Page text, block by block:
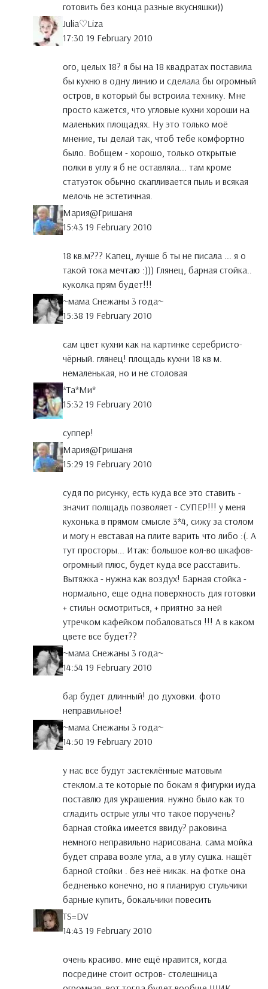
готовить без конца разные вкусняшки))
Julia♡Liza
17:30 19 February 2010
ого, целых 18? я бы на 18 квадратах поставила
бы кухню в одну линию и сделала бы огромный
остров, в который бы встроила технику. Мне
просто кажется, что угловые кухни хороши на
маленьких площадях. Ну это только моё
мнение, ты делай так, чтоб тебе комфортно
было. Вобщем - хорошо, только открытые
полки в углу я б не оставляла... там кроме
статуэток обычно скапливается пыль и всякая
мелочь не эстетичная.
Мария@Гришаня
15:43 19 February 2010
18 кв.м??? Капец, лучше б ты не писала ... я о
такой тока мечтаю :))) Глянец, барная стойка..
куколка прям будет!!!
~мама Снежаны 3 года~
15:38 19 February 2010
сам цвет кухни как на картинке серебристо-
чёрный. глянец! площадь кухни 18 кв м.
немаленькая, но и не столовая
*Тa*Ми*
15:32 19 February 2010
суппер!
Мария@Гришаня
15:29 19 February 2010
судя по рисунку, есть куда все это ставить -
значит полщадь позволяет - СУПЕР!!! у меня
кухонька в прямом смысле 3*4, сижу за столом
и могу н евставая на плите варить что либо :(. А
тут просторы... Итак: большое кол-во шкафов-
огромный плюс, будет куда все расставить.
Вытяжка - нужна как воздух! Барная стойка -
нормально, еще одна поверхность для готовки
+ стильн осмотриться, + приятно за ней
утречком кафейком побаловаться !!! А в каком
цвете все будет??
~мама Снежаны 3 года~
14:54 19 February 2010
бар будет длинный! до духовки. фото
неправильное!
~мама Снежаны 3 года~
14:50 19 February 2010
у нас все будут застеклённые матовым
стеклом.а те которые по бокам я фигурки иуда
поставлю для украшения. нужно было как то
сгладить острые углы что такое поручень?
барная стойка имеется ввиду? раковина
немного неправильно нарисована. сама мойка
будет справа возле угла, а в углу сушка. нащёт
барной стойки . без неё никак. на фотке она
бедненько конечно, но я планирую стульчики
барные купить, бокальчики повесить
TS=DV
14:43 19 February 2010
очень красиво. мне ещё нравится, когда
посредине стоит остров- столешница